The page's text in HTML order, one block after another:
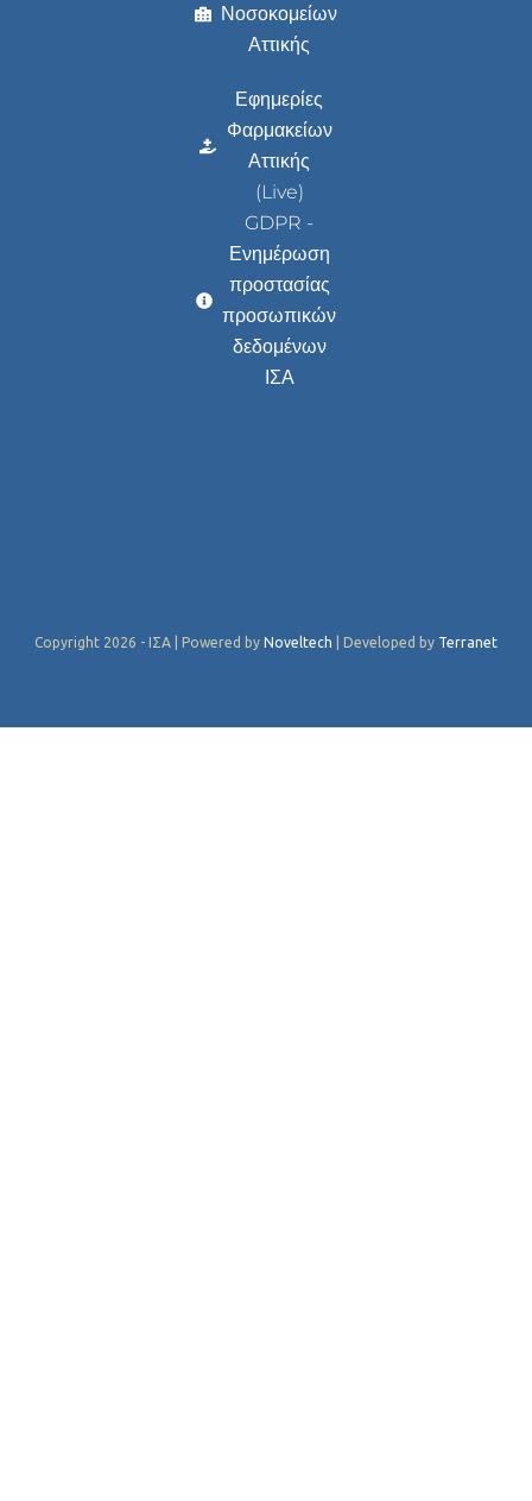
Νοσοκομείων
Αττικής
Εφημερίες
Φαρμακείων
Αττικής
(Live)
GDPR -
Ενημέρωση
προστασίας
προσωπικών
δεδομένων
ΙΣΑ
Copyright 2026 - ΙΣΑ | Powered by Noveltech | Developed by Terranet